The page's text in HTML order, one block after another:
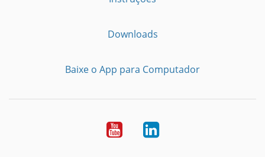
Downloads
Baixe o App para Computador
YoutubeLinkedIn